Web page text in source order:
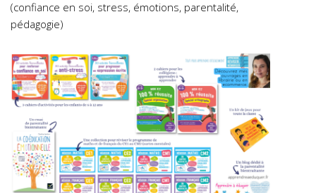
(confiance en soi, stress, émotions, parentalité,
pédagogie)